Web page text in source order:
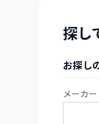
探し
お探し
メーカー